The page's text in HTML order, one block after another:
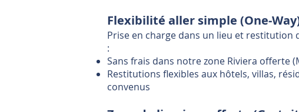
Flexibilité aller simple (One-
Prise en charge dans un lieu et
:
Sans frais dans notre zone Riviera offerte
Restitutions flexibles aux hôtels, villas,
convenus